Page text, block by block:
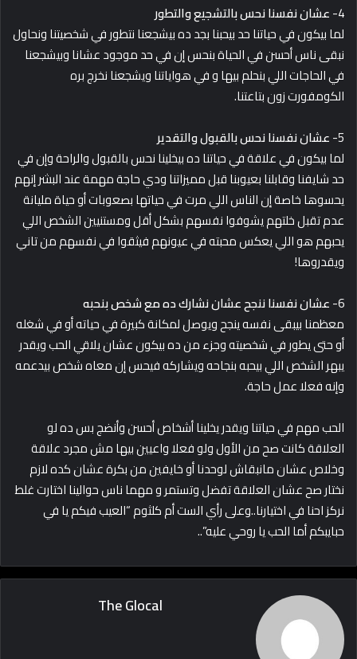
4- عشان نفسنا نحس بالتشجيع والتطور
لما بيكون في حياتنا حد بيحبنا بجد ده بيشجعنا نتطور في شخصيتنا ونحاول
نبقى ناس أحسن في الحياة بنحس إن في حد موجود عشانا وبيشجعنا
في الحاجات اللي بنحلم بيها و في هواياتنا ويشجعنا نخرج بره
الكومفورت زون بتاعتنا.
5- عشان نفسنا نحس بالقبول والتقدير
لما بيكون في علاقة في حياتنا ده بيخلينا نحس بالقبول والراحة وإن في
حد شايفنا وقابلنا بعيوبنا قبل مميزاتنا ودي حاجة مهمة عند البشر إنهم
يحسوها خاصة إن الناس اللي مرت في حياتها بصعوبات أو حياة مليانة
عدم تقبل خلتهم يشوفوا نفسهم بشكل أقل ومستنيين الشخص اللي
يحبهم هو اللي يعكس محبته في عيونهم فيثقوا في نفسهم من تاني
ويقدروها!
6- عشان نفسنا ننجح عشان نشارك ده مع شخص بنحبه
معظمنا بيبقى نفسه ينجح ويوصل لمكانة كبيرة في حياته أو في شغله
أو حتى يطور في شخصيته وجزء من ده بيكون عشان يلاقي الحب ويقدر
يبهر الشخص اللي بيحبه بنجاحه ويشاركه فيحس إن معاه شخص بيدعمه
وإنه فعلا عمل حاجة.
الحب مهم في حياتنا ويقدر يخلينا أشخاص أحسن وأنضج بس ده لو
العلاقة كانت صح من الأول ولو فعلا واعيين بيها مش مجرد علاقة
وخلاص عشان مانبقاش لوحدنا أو خايفين من بكرة عشان كده لازم
نختار صح عشان العلاقة تفضل وتستمر و مهما ناس حوالينا اختارت غلط
نركز احنا في اختيارنا..وعلى رأي الست أم كلثوم “العيب فيكم يا في
حبايبكم أما الحب يا روحي عليه”..
The Glocal